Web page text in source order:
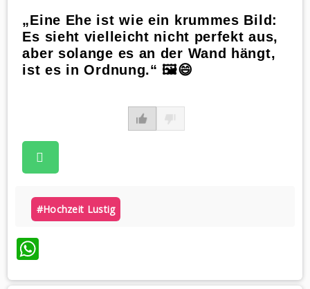
„Eine Ehe ist wie ein krummes Bild:
Es sieht vielleicht nicht perfekt aus,
aber solange es an der Wand hängt,
ist es in Ordnung.“ 🖼️😄
#hochzeit Lustig
WhatsApp